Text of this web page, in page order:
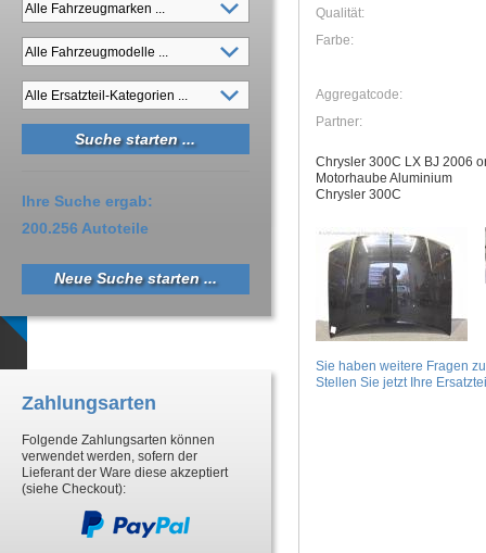
Qualität:
Farbe:
Aggregatcode:
Partner:
Chrysler 300C LX BJ 2006
Motorhaube Aluminium
Chrysler 300C
Sie haben weitere Fragen
Stellen Sie jetzt Ihre
Ihre Suche ergab:
200.256 Autoteile
Neue Suche starten ...
Zahlungsarten
Folgende Zahlungsarten können
verwendet werden, sofern der
Lieferant der Ware diese akzeptiert
(siehe Checkout):